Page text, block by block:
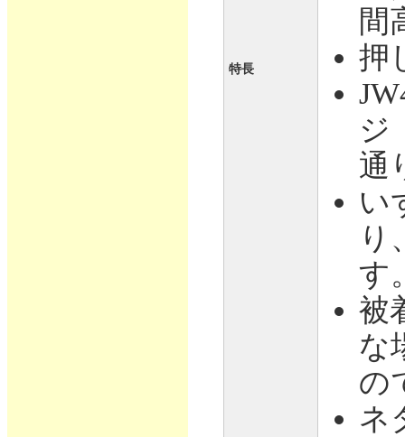
特長
間
押
ジ
通
い
り
す
被
な
の
ネ